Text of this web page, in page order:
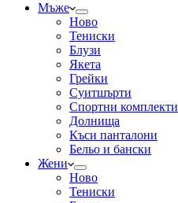
Мъже
Ново
Тениски
Блузи
Якета
Грейки
Суитшърти
Спортни комплекти
Долнища
Къси панталони
Бельо и бански
Жени
Ново
Тениски